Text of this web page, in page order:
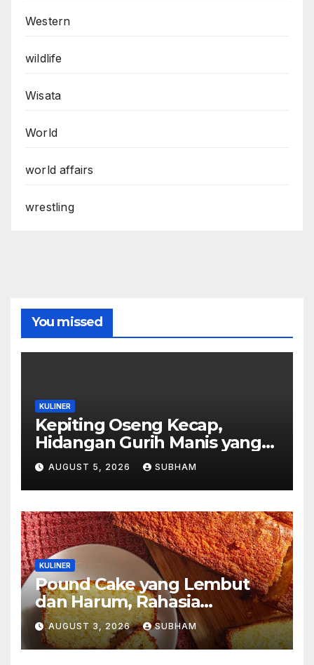
Western
wildlife
Wisata
World
world affairs
wrestling
You missed
KULINER
Kepiting Oseng Kecap,
Hidangan Gurih Manis yang
Selalu Menggugah Selera di
Setiap Suapan
AUGUST 5, 2026 SUBHAM
KULINER
Pound Cake yang Lembut
dan Harum, Rahasia
Kelezatan Kue Klasik yang
Tak Pernah Kehilangan
Pesona
AUGUST 3, 2026 SUBHAM